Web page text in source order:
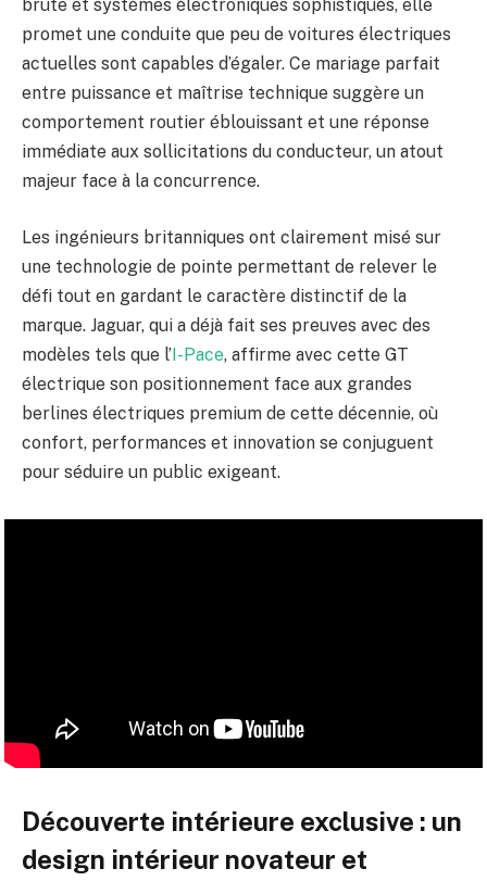
brute et systèmes électroniques sophistiqués, elle
promet une conduite que peu de voitures électriques
actuelles sont capables d’égaler. Ce mariage parfait
entre puissance et maîtrise technique suggère un
comportement routier éblouissant et une réponse
immédiate aux sollicitations du conducteur, un atout
majeur face à la concurrence.
Les ingénieurs britanniques ont clairement misé sur
une technologie de pointe permettant de relever le
défi tout en gardant le caractère distinctif de la
marque. Jaguar, qui a déjà fait ses preuves avec des
modèles tels que l’I-Pace, affirme avec cette GT
électrique son positionnement face aux grandes
berlines électriques premium de cette décennie, où
confort, performances et innovation se conjuguent
pour séduire un public exigeant.
Découverte intérieure exclusive : un
design intérieur novateur et